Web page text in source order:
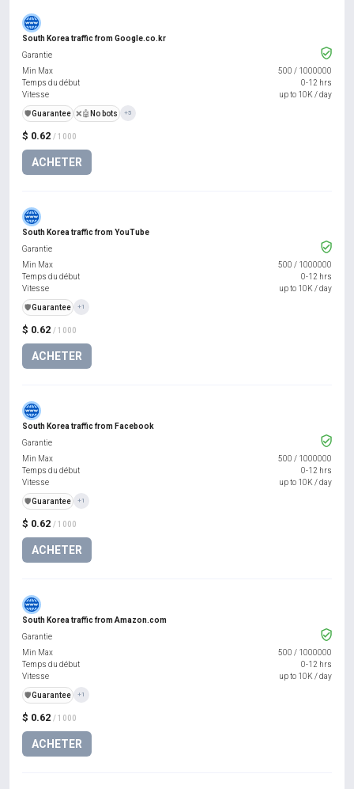
South Korea traffic from Google.co.kr
$ 0.62 / 1000
ACHETER
Garantie
Min Max
500 / 1000000
Temps du début
0-12 hrs
Vitesse
up to 10K / day
️🛡️Guarantee ❌🤖 No bots +5
South Korea traffic from YouTube
$ 0.62 / 1000
ACHETER
Garantie
Min Max
500 / 1000000
Temps du début
0-12 hrs
Vitesse
up to 10K / day
️🛡️Guarantee +1
South Korea traffic from Facebook
$ 0.62 / 1000
ACHETER
Garantie
Min Max
500 / 1000000
Temps du début
0-12 hrs
Vitesse
up to 10K / day
️🛡️Guarantee +1
South Korea traffic from Amazon.com
$ 0.62 / 1000
ACHETER
Garantie
Min Max
500 / 1000000
Temps du début
0-12 hrs
Vitesse
up to 10K / day
️🛡️Guarantee +1